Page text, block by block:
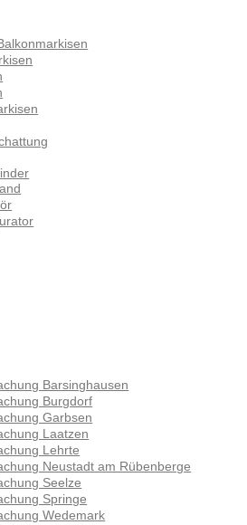
Barsinghausen
Burgdorf
Garbsen
Laatzen
Lehrte
Neustadt am Rübenberge
Seelze
Springe
Wedemark